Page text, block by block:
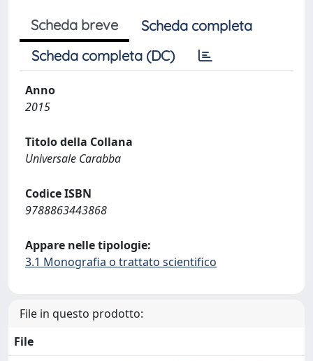
Scheda breve
Scheda completa
Scheda completa (DC)
Anno
2015
Titolo della Collana
Universale Carabba
Codice ISBN
9788863443868
Appare nelle tipologie:
3.1 Monografia o trattato scientifico
File in questo prodotto:
File